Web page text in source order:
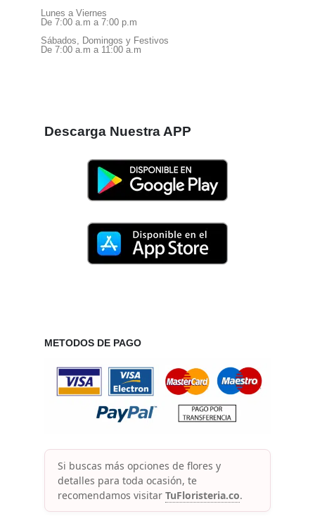
Lunes a Viernes
De 7:00 a.m a 7:00 p.m
Sábados, Domingos y Festivos
De 7:00 a.m a 11:00 a.m
Descarga Nuestra APP
METODOS DE PAGO
Si buscas más opciones de flores y
detalles para toda ocasión, te
recomendamos visitar TuFloristeria.co.